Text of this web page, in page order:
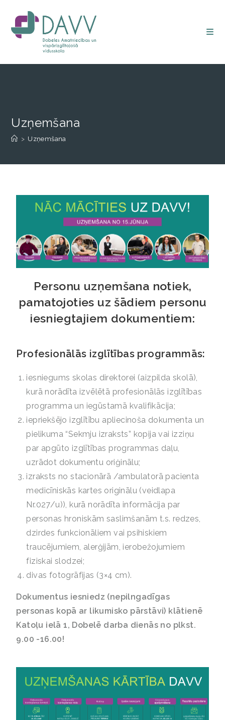
Uzņemšana
> Uzņemšana
Personu uzņemšana notiek,
pamatojoties uz šādiem personu
iesniegtajiem dokumentiem:
Profesionālās izglītības programmās:
iesniegums skolas direktorei (aizpilda skolā),
kurā norādīta izvēlētā profesionālās izglītības
programma un iegūstamā kvalifikācija;
iepriekšējo izglītību apliecinoša dokumenta un
pielikuma “Sekmju izraksts” kopija vai izziņu
par apgūto izglītības programmas daļu,
uzrādot dokumentu oriģinālu;
izraksts no stacionārā /ambulatorā pacienta
medicīniskās kartes originālu (veidlapa
Nr.027/u)), kurā norādīta informācija par
personas hroniskām saslimšanām t.s. redzes,
dzirdes funkcionāliem vai psihiskiem
traucējumiem, alerģijām, ierobežojumiem
fiziskai slodzei;
divas fotogrāfijas (3×4 cm).
Dokumentus iesniedz (nepilngadīgas
personas kopā ar likumisko pārstāvi) klātienē
Katoļu ielā 1, Dobelē darba dienās no plkst.
9.00 -16.00!